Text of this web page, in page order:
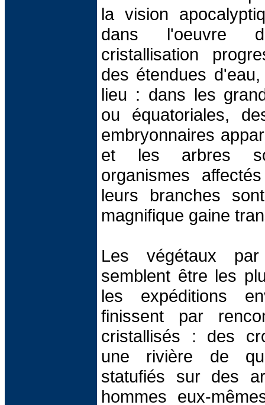
la vision
dans l'oeuvre
cristallisation
des étendues
lieu : dans les
ou équatoriales,
embryonnaires
et les arbres
organismes
leurs branches
magnifique gaine
Les végétaux
semblent être les
les expéditions
finissent par
cristallisés : des
une rivière de
statufiés sur des
hommes eux-